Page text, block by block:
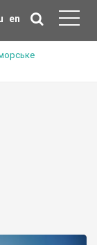
en